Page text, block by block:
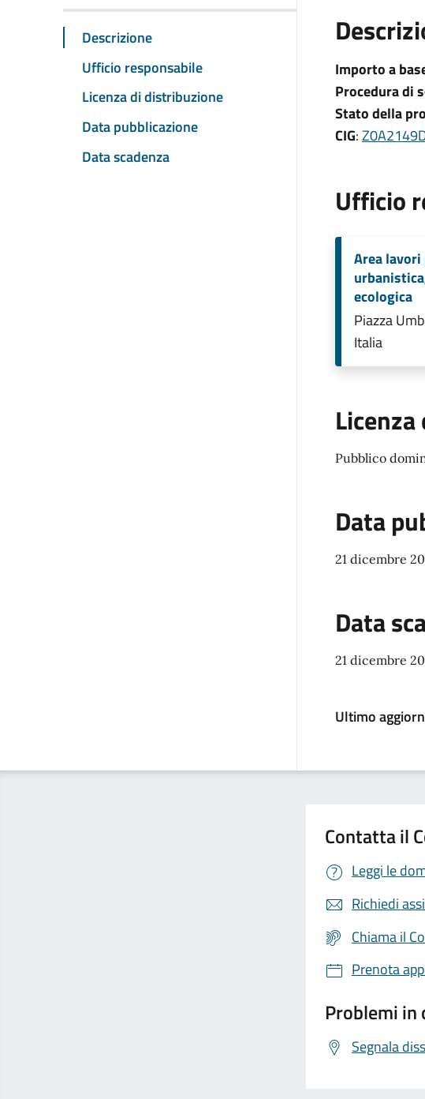
Descrizione
Ufficio responsabile
Licenza di distribuzione
Data pubblicazione
Data scadenza
Importo a
Procedura di
Stato della
CIG:
Ufficio
Area
ecologica
Piazza
Italia
Pubblico
Data
21 dicembre
Data
21 dicembre
Ultimo
Contatta il
Leggi le
Richiedi
Chiama il
Prenota
Problemi in
Segnala